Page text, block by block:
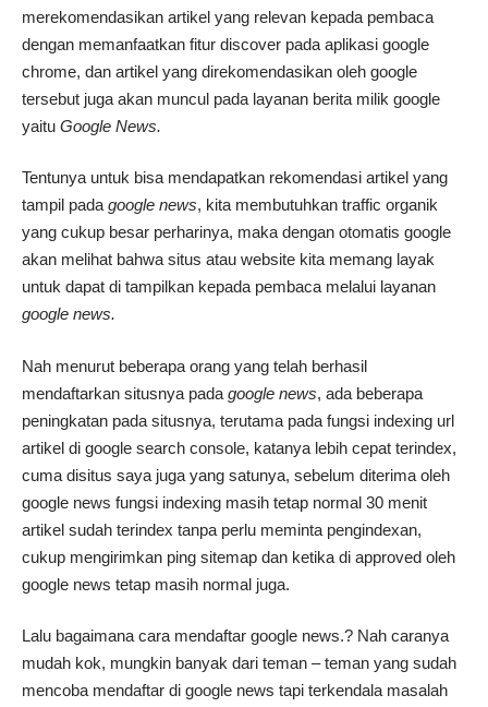
merekomendasikan artikel yang relevan kepada pembaca
dengan memanfaatkan fitur discover pada aplikasi google
chrome, dan artikel yang direkomendasikan oleh google
tersebut juga akan muncul pada layanan berita milik google
yaitu Google News.
Tentunya untuk bisa mendapatkan rekomendasi artikel yang
tampil pada google news, kita membutuhkan traffic organik
yang cukup besar perharinya, maka dengan otomatis google
akan melihat bahwa situs atau website kita memang layak
untuk dapat di tampilkan kepada pembaca melalui layanan
google news.
Nah menurut beberapa orang yang telah berhasil
mendaftarkan situsnya pada google news, ada beberapa
peningkatan pada situsnya, terutama pada fungsi indexing url
artikel di google search console, katanya lebih cepat terindex,
cuma disitus saya juga yang satunya, sebelum diterima oleh
google news fungsi indexing masih tetap normal 30 menit
artikel sudah terindex tanpa perlu meminta pengindexan,
cukup mengirimkan ping sitemap dan ketika di approved oleh
google news tetap masih normal juga.
Lalu bagaimana cara mendaftar google news.? Nah caranya
mudah kok, mungkin banyak dari teman – teman yang sudah
mencoba mendaftar di google news tapi terkendala masalah